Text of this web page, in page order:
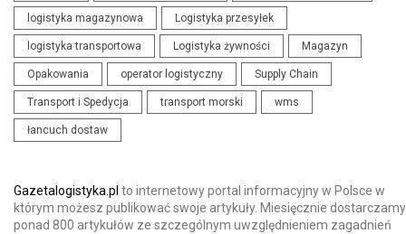
logistyka magazynowa Logistyka przesyłek
logistyka transportowa Logistyka żywności Magazyn
Opakowania operator logistyczny Supply Chain
Transport i Spedycja transport morski wms
łancuch dostaw
Gazetalogistyka.pl to internetowy portal informacyjny w Polsce w
którym możesz publikować swoje artykuły. Miesięcznie dostarczamy
ponad 800 artykułów ze szczególnym uwzględnieniem zagadnień